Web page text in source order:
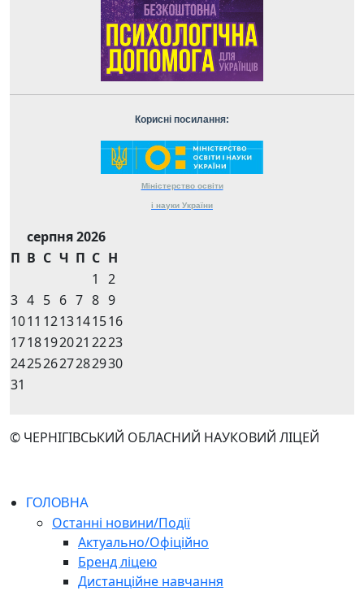
Корисні посилання:
Міністерство освіти
і науки України
серпня 2026
П В С Ч П С Н
1
2
3 4 5 6 7 8 9
1011 1213141516
1718192021 2223
24252627282930
31
© ЧЕРНІГІВСЬКИЙ ОБЛАСНИЙ НАУКОВИЙ ЛІЦЕЙ
ГОЛОВНА
Останні новини/Події
Актуально/Офіційно
Бренд ліцею
Дистанційне навчання